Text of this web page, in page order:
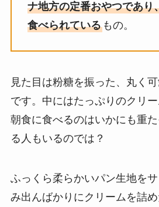
ナ地方の定番おやつであり
食べられているもの。
見た目は粉糖を振った、丸く
です。中にはたっぷりのクリー
朝食に食べるのはいかにも重
る人もいるのでは？
ふっくら柔らかいパン生地を
み出んばかりにクリームを詰め